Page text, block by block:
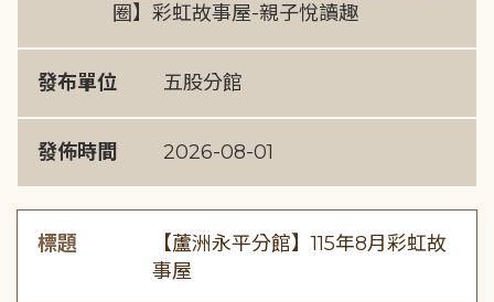
圈】彩虹故事屋-親子悅讀趣
發布單位 五股分館
發佈時間 2026-08-01
標題
【蘆洲永平分館】115年8月彩虹故
事屋